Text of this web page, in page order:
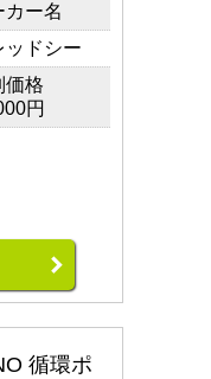
カー名
ドシー
価格
円
循環ポ